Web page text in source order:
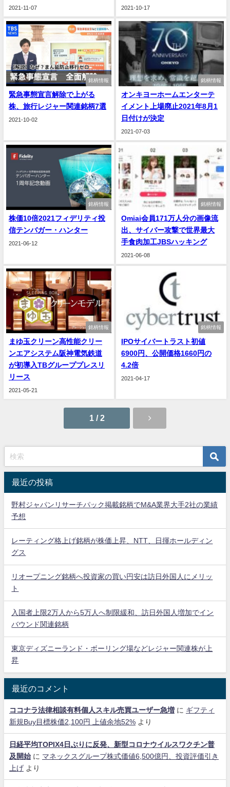
2021-11-07 2021-10-17
銘柄情報
緊急事態宣言解除で上がる
株、旅行レジャー関連銘柄7選
2021-10-02
銘柄情報
オンキヨーホームエンターテ
イメント上場廃止2021年8月1
日付けが決定
2021-07-03
銘柄情報
株価10倍2021フィデリティ投
信テンバガー・ハンター
2021-06-12
銘柄情報
Omiai会員171万人分の画像流
出、サイバー攻撃で世界最大
手食肉加工JBSハッキング
2021-06-08
銘柄情報
まゆ玉クリーン高性能クリー
ンエアシステム阪神電気鉄道
が初導入TBグループプレスリ
リース
2021-05-21
銘柄情報
IPOサイバートラスト初値
6900円、公開価格1660円の
4.2倍
2021-04-17
1 / 2
最近の投稿
野村ジャパンリサーチパック掲載銘柄でM&A業界大手2社の業績
予想
レーティング格上げ銘柄が株価上昇、NTT、日揮ホールディン
グス
リオープニング銘柄へ投資家の買い円安は訪日外国人にメリッ
ト
入国者上限2万人から5万人へ制限緩和、訪日外国人増加でイン
バウンド関連銘柄
東京ディズニーランド・ボーリング場などレジャー関連株が上
昇
最近のコメント
ココナラ法律相談有料個人スキル売買ユーザー急増 に ギフティ
新規Buy目標株価2,100円 上値余地52% より
日経平均TOPIX4日ぶりに反発、新型コロナウイルスワクチン普
及開始に マネックスグループ株式価値6,500億円、投資評価引き
上げ より